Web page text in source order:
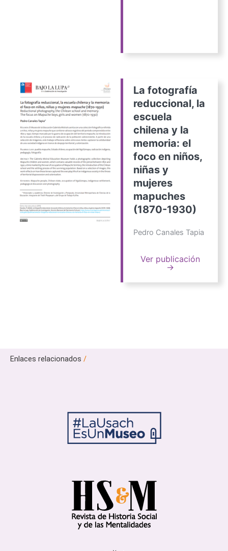
La fotografía
reduccional, la
escuela
chilena y la
memoria: el
foco en niños,
niñas y
mujeres
mapuches
(1870-1930)
Pedro Canales Tapia
Ver publicación
→
Enlaces relacionados /